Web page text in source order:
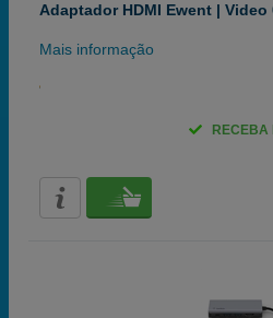
Adaptador HDMI Ewent | Video
Mais informação
RECEBA